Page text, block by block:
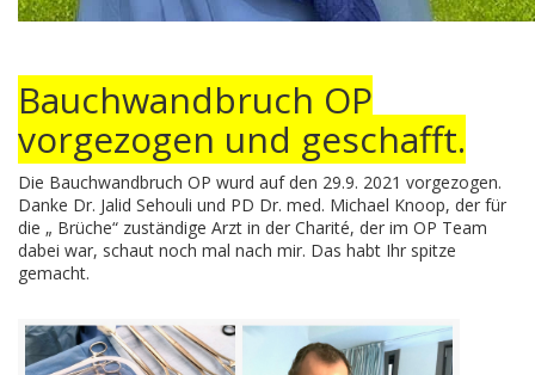
Bauchwandbruch OP
vorgezogen und geschafft.
Die Bauchwandbruch OP wurd auf den 29.9. 2021 vorgezogen.
Danke Dr. Jalid Sehouli und PD Dr. med. Michael Knoop, der für
die „ Brüche“ zuständige Arzt in der Charité, der im OP Team
dabei war, schaut noch mal nach mir. Das habt Ihr spitze
gemacht.